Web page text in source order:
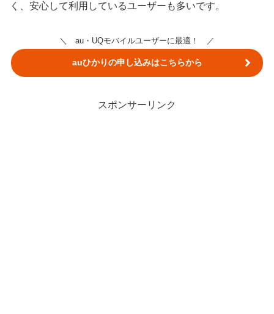
く、安心して利用しているユーザーも多いです。
＼ au・UQモバイルユーザーに最適！ ／
auひかりの申し込みはこちらから
スポンサーリンク